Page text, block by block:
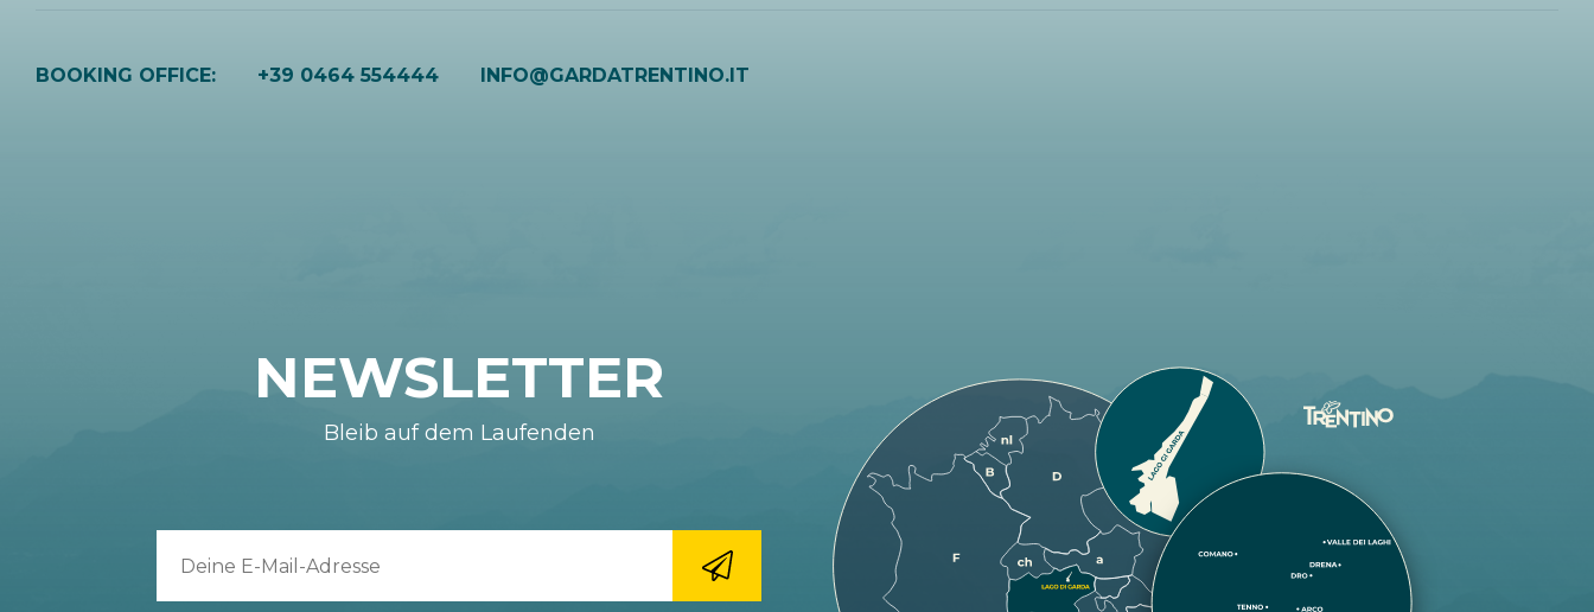
BOOKING OFFICE: +39 0464 554444 INFO@GARDATRENTINO.IT
NEWSLETTER
Bleib auf dem Laufenden